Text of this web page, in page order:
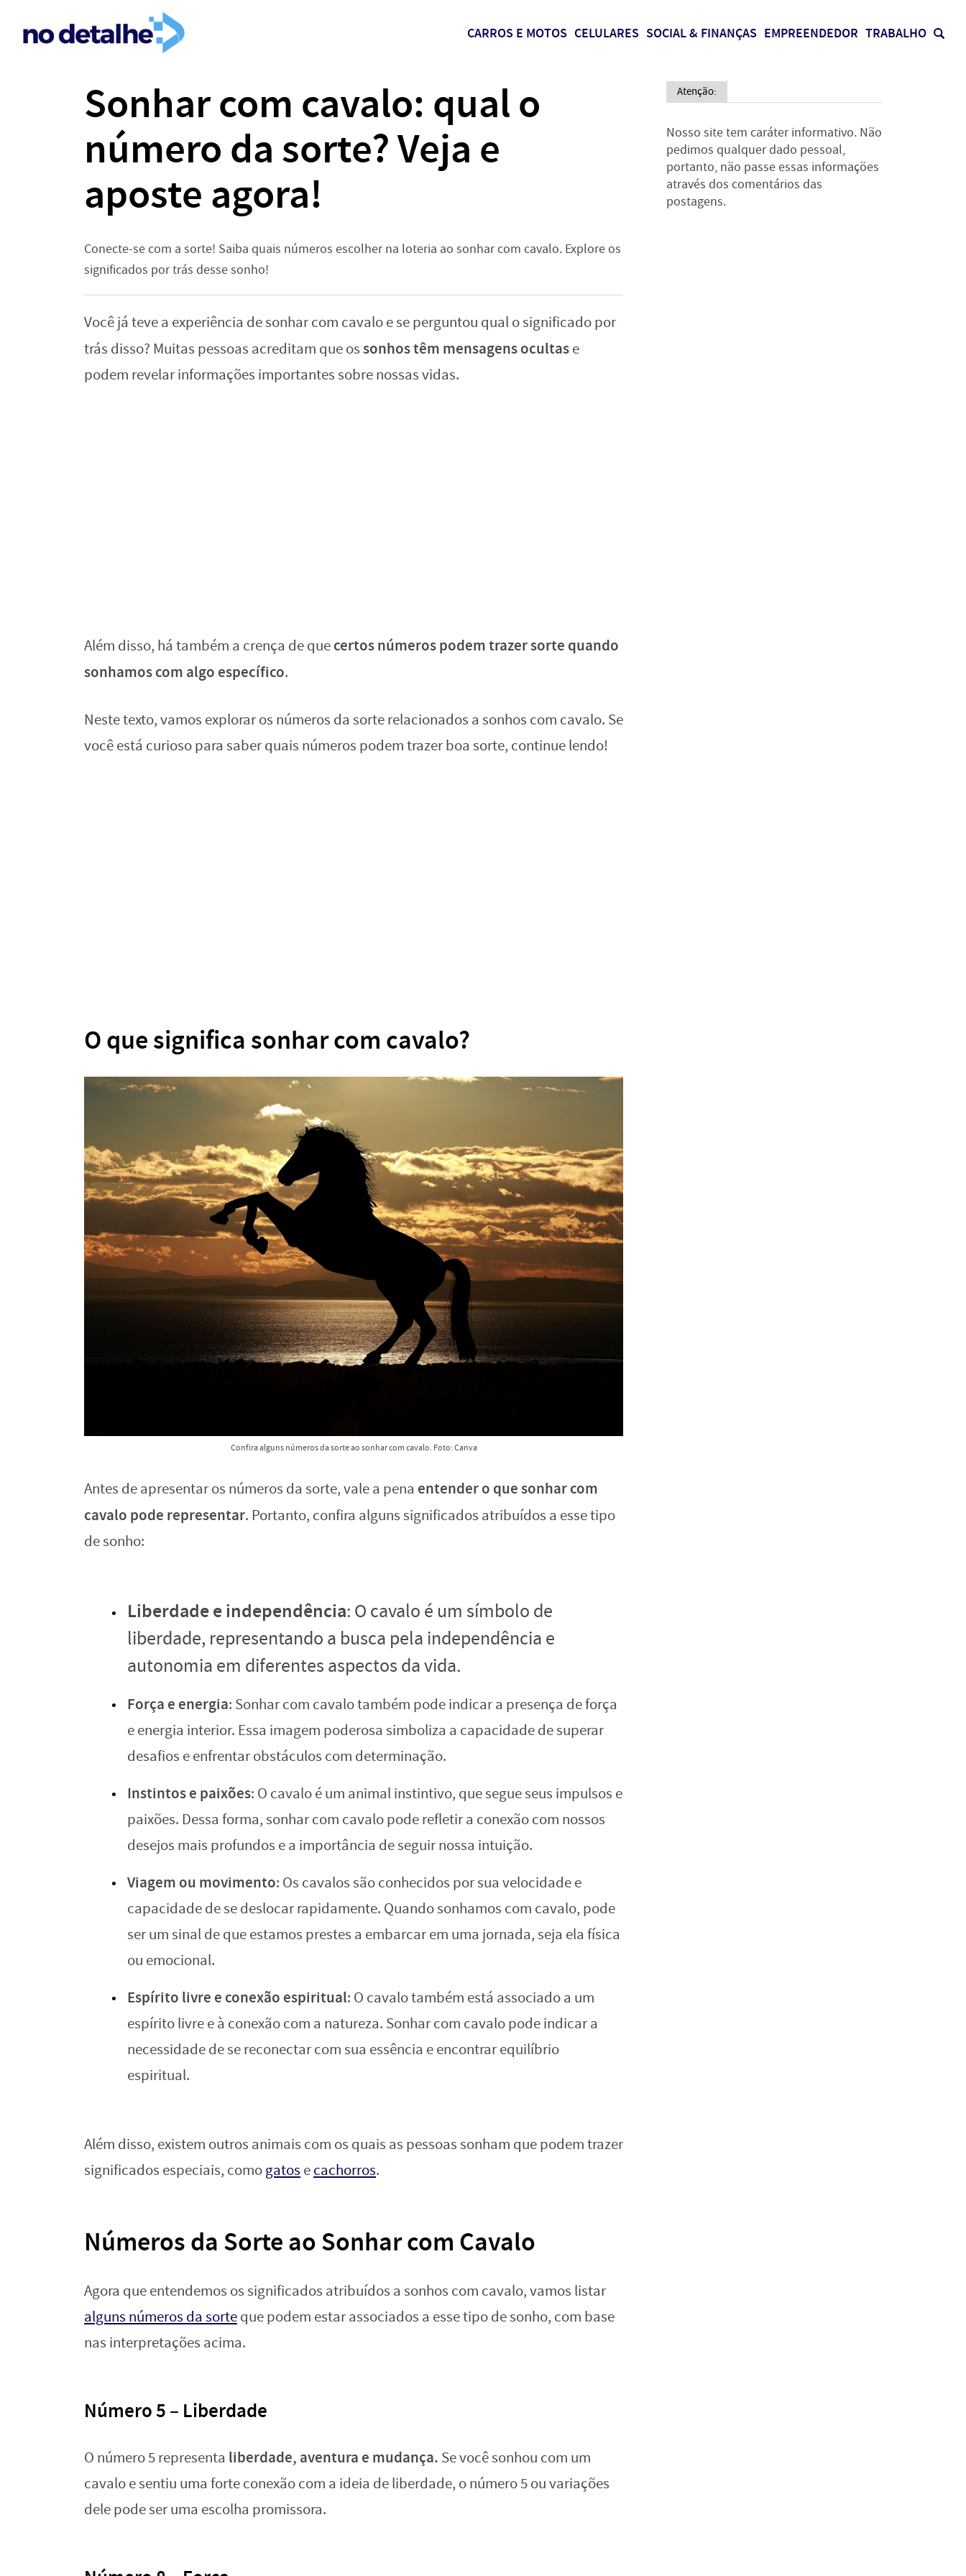
CARROS E MOTOS CELULARES SOCIAL & FINANÇAS EMPREENDEDOR TRABALHO
Sonhar com cavalo: qual o
número da sorte? Veja e
aposte agora!
Conecte-se com a sorte! Saiba quais números escolher na loteria ao sonhar com cavalo. Explore os
significados por trás desse sonho!
Você já teve a experiência de sonhar com cavalo e se perguntou qual o significado por
trás disso? Muitas pessoas acreditam que ossonhos têm mensagens ocultase
podem revelar informações importantes sobre nossas vidas.
Além disso, há também a crença de quecertos números podem trazer sorte quando
sonhamos com algo específico.
Neste texto, vamos explorar os números da sorte relacionados a sonhos com cavalo. Se
você está curioso para saber quais números podem trazer boa sorte, continue lendo!
O que significa sonhar com cavalo?
Confira alguns números da sorte ao sonhar com cavalo. Foto: Canva
Antes de apresentar os números da sorte, vale a pena entender o que sonhar com
cavalo pode representar. Portanto, confira alguns significados atribuídos a esse tipo
de sonho:
Liberdade e independência: O cavalo é um símbolo de
liberdade, representando a busca pela independência e
autonomia em diferentes aspectos da vida.
Força e energia: Sonhar com cavalo também pode indicar a presença de força
e energia interior. Essa imagem poderosa simboliza a capacidade de superar
desafios e enfrentar obstáculos com determinação.
Instintos e paixões: O cavalo é um animal instintivo, que segue seus impulsos e
paixões. Dessa forma, sonhar com cavalo pode refletir a conexão com nossos
desejos mais profundos e a importância de seguir nossa intuição.
Viagem ou movimento: Os cavalos são conhecidos por sua velocidade e
capacidade de se deslocar rapidamente. Quando sonhamos com cavalo, pode
ser um sinal de que estamos prestes a embarcar em uma jornada, seja ela física
ou emocional.
Espírito livre e conexão espiritual: O cavalo também está associado a um
espírito livre e à conexão com a natureza. Sonhar com cavalo pode indicar a
necessidade de se reconectar com sua essência e encontrar equilíbrio
espiritual.
Além disso, existem outros animais com os quais as pessoas sonham que podem trazer
significados especiais, comogatos ecachorros.
Números da Sorte ao Sonhar com Cavalo
Agora que entendemos os significados atribuídos a sonhos com cavalo, vamos listar
alguns números da sorteque podem estar associados a esse tipo de sonho, com base
nas interpretações acima.
Número 5 – Liberdade
O número 5 representa liberdade, aventura e mudança. Se você sonhou com um
cavalo e sentiu uma forte conexão com a ideia de liberdade, o número 5 ou variações
dele pode ser uma escolha promissora.
Atenção:
Nosso site tem caráter informativo. Não
pedimos qualquer dado pessoal,
portanto, não passe essas informações
através dos comentários das
postagens.